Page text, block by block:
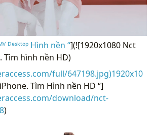
ᴰᵉˢᵏᵗᵒᵖ Hình nền “](![1920x1080 Nct
Tìm hình nền HD)
full/647198.jpg)1920x10
Tìm Hình nền HD “]
download/nct-
)